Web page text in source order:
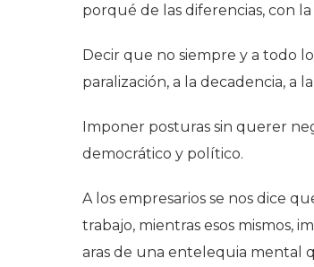
porqué de las diferencias, con
Decir que no siempre y a todo
paralización, a la decadencia, a
Imponer posturas sin querer
democrático y político.
A los empresarios se nos dice
trabajo, mientras esos mismos,
aras de una entelequia mental